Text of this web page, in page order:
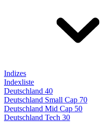
Indizes
Indexliste
Deutschland 40
Deutschland Small Cap 70
Deutschland Mid Cap 50
Deutschland Tech 30